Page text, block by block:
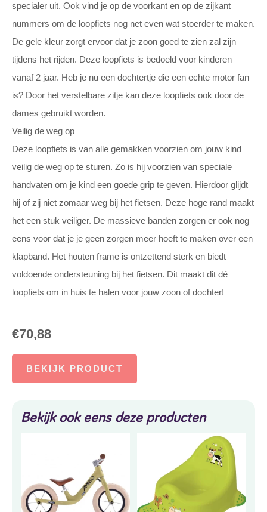
specialer uit. Ook vind je op de voorkant en op de zijkant
nummers om de loopfiets nog net even wat stoerder te maken.
De gele kleur zorgt ervoor dat je zoon goed te zien zal zijn
tijdens het rijden. Deze loopfiets is bedoeld voor kinderen
vanaf 2 jaar. Heb je nu een dochtertje die een echte motor fan
is? Door het verstelbare zitje kan deze loopfiets ook door de
dames gebruikt worden.
Veilig de weg op
Deze loopfiets is van alle gemakken voorzien om jouw kind
veilig de weg op te sturen. Zo is hij voorzien van speciale
handvaten om je kind een goede grip te geven. Hierdoor glijdt
hij of zij niet zomaar weg bij het fietsen. Deze hoge rand maakt
het een stuk veiliger. De massieve banden zorgen er ook nog
eens voor dat je je geen zorgen meer hoeft te maken over een
klapband. Het houten frame is ontzettend sterk en biedt
voldoende ondersteuning bij het fietsen. Dit maakt dit dé
loopfiets om in huis te halen voor jouw zoon of dochter!
€70,88
BEKIJK PRODUCT
Bekijk ook eens deze producten